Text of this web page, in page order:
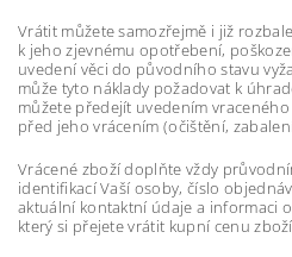
Vrátit můžete samozřejmě i již
k jeho zjevnému opotřebení,
uvedení věci do původního stavu
může tyto náklady požadovat k
můžete předejít uvedením
před jeho vrácením (očištění,
Vrácené zboží doplňte vždy
identifikací Vaší osoby, číslo
aktuální kontaktní údaje a informaci
který si přejete vrátit kupní cenu